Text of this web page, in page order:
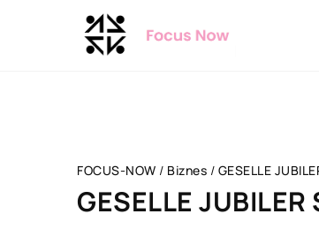
FOCUS-NOW / Biznes / GESELLE
GESELLE